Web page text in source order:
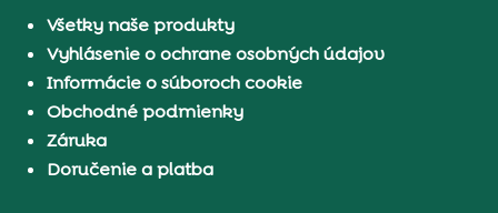
Všetky naše produkty
Vyhlásenie o ochrane osobných údajov
Informácie o súboroch cookie
Obchodné podmienky
Záruka
Doručenie a platba